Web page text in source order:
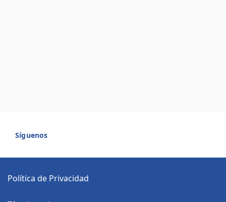
Síguenos
Política de Privacidad